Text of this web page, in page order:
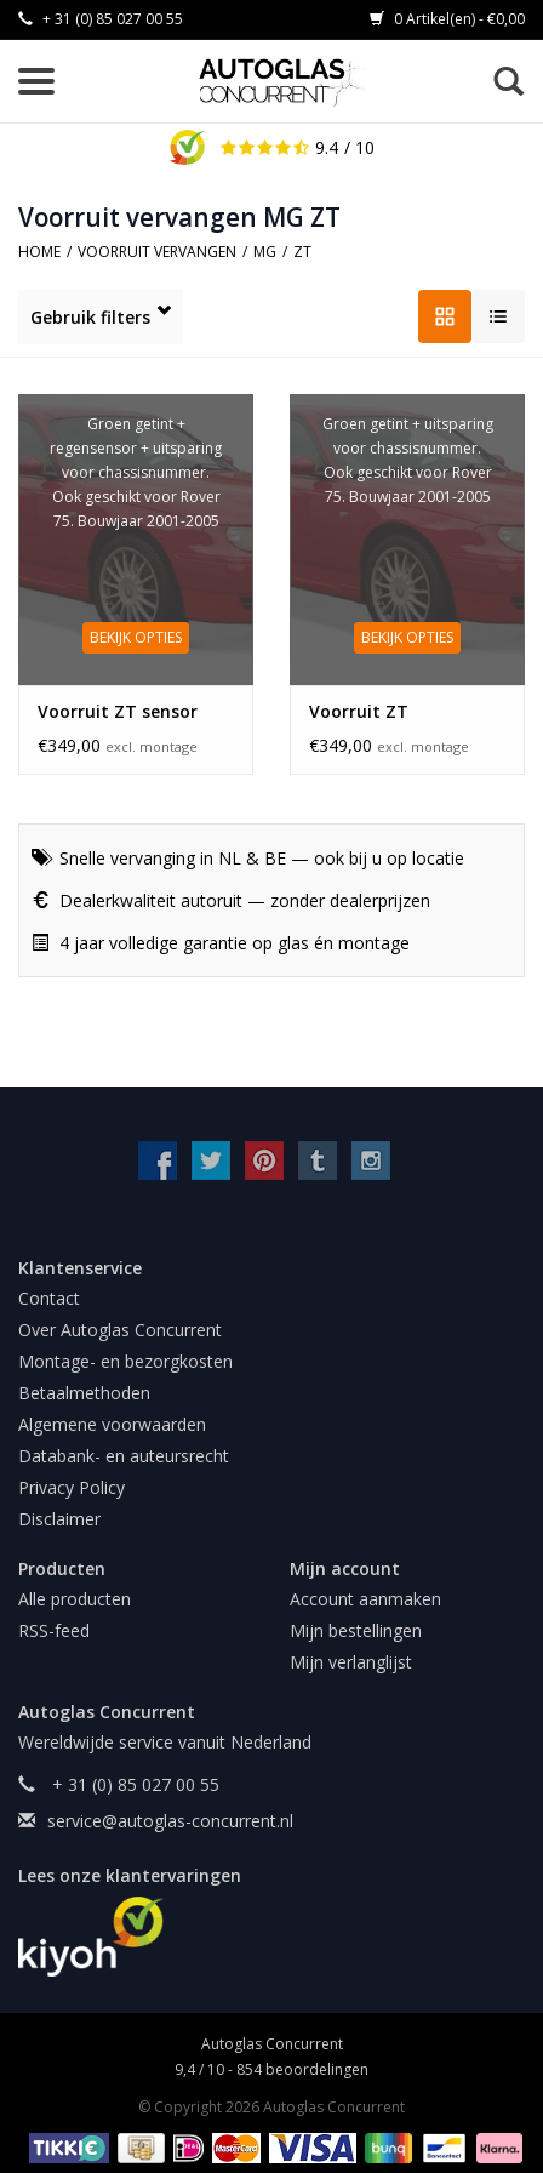
+ 31 (0) 85 027 00 55 0 Artikel(en) - €0,00
9.4 / 10
Voorruit vervangen MG ZT
HOME / VOORRUIT VERVANGEN / MG / ZT
Gebruik filters
Groen getint +
regensensor + uitsparing
voor chassisnummer.
Ook geschikt voor Rover
75. Bouwjaar 2001-2005
BEKIJK OPTIES
Voorruit ZT sensor
€349,00 excl. montage
Groen getint + uitsparing
voor chassisnummer.
Ook geschikt voor Rover
75. Bouwjaar 2001-2005
BEKIJK OPTIES
Voorruit ZT
€349,00 excl. montage
Snelle vervanging in NL & BE — ook bij u op locatie
Dealerkwaliteit autoruit — zonder dealerprijzen
4 jaar volledige garantie op glas én montage
Klantenservice
Contact
Over Autoglas Concurrent
Montage- en bezorgkosten
Betaalmethoden
Algemene voorwaarden
Databank- en auteursrecht
Privacy Policy
Disclaimer
Producten
Alle producten
RSS-feed
Mijn account
Account aanmaken
Mijn bestellingen
Mijn verlanglijst
Autoglas Concurrent
Wereldwijde service vanuit Nederland
+ 31 (0) 85 027 00 55
service@autoglas-concurrent.nl
Lees onze klantervaringen
Autoglas Concurrent
9,4/ 10- 854beoordelingen
© Copyright 2026 Autoglas Concurrent